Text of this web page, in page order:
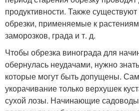
продуктивности. Также
обрезки, применяемые к
заморозков, града и т. д.
Чтобы обрезка винограда для
обернулась неудачами, нужно
которые могут быть допущены.
укорачивание только верхушек
сухой лозы. Начинающие